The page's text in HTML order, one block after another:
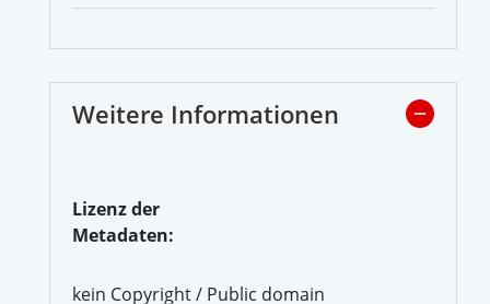
Weitere Informationen
Lizenz der
Metadaten:
kein Copyright / Public domain